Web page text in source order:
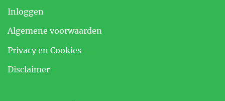
Inloggen
Algemene voorwaarden
Privacy en Cookies
Disclaimer